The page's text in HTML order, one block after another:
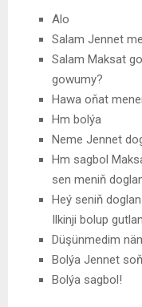
Alo
Salam Jennet
Salam Maksat
gowumy?
Hawa oňat
Hm bolýa
Neme Jennet
Hm sagbol
sen meniň
Heý seniň
Ilkinji bolup
Düşünmedim
Bolýa Jennet
Bolýa sagbol!